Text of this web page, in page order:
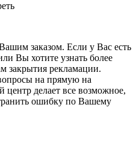
заказом. Если у Вас есть
Вы хотите узнать более
закрытия рекламации.
на прямую на
центр делает все возможное,
ошибку по Вашему